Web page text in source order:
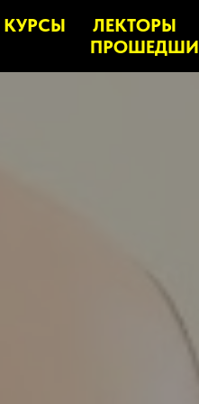
КУРСЫ ЛЕКТОРЫ